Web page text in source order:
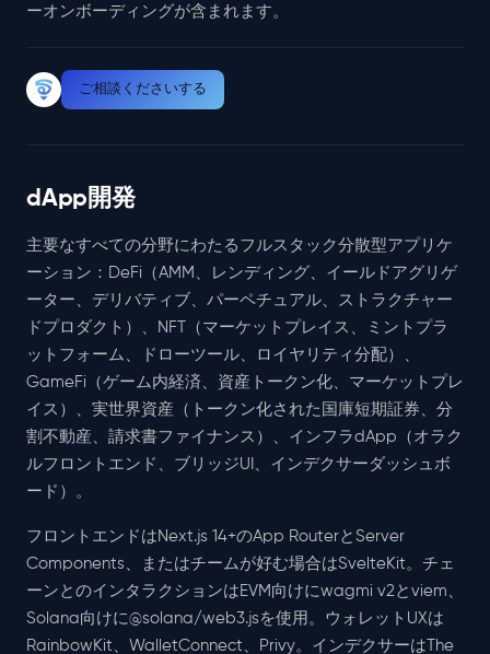
ーオンボーディングが含まれます。
ご相談くださいする
dApp開発
主要なすべての分野にわたるフルスタック分散型アプリケ
ーション：DeFi（AMM、レンディング、イールドアグリゲ
ーター、デリバティブ、パーペチュアル、ストラクチャー
ドプロダクト）、NFT（マーケットプレイス、ミントプラ
ットフォーム、ドローツール、ロイヤリティ分配）、
GameFi（ゲーム内経済、資産トークン化、マーケットプレ
イス）、実世界資産（トークン化された国庫短期証券、分
割不動産、請求書ファイナンス）、インフラdApp（オラク
ルフロントエンド、ブリッジUI、インデクサーダッシュボ
ード）。
フロントエンドはNext.js 14+のApp RouterとServer
Components、またはチームが好む場合はSvelteKit。チェ
ーンとのインタラクションはEVM向けにwagmi v2とviem、
Solana向けに@solana/web3.jsを使用。ウォレットUXは
RainbowKit、WalletConnect、Privy。インデクサーはThe